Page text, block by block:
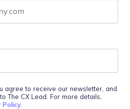
agree to receive our newsletter, and
The CX Lead. For more details,
Policy.